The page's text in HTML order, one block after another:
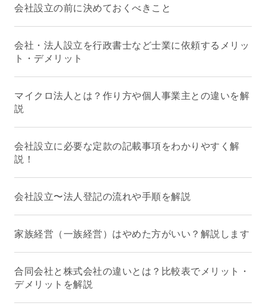
会社設立の前に決めておくべきこと
会社・法人設立を行政書士など士業に依頼するメリッ
ト・デメリット
マイクロ法人とは？作り方や個人事業主との違いを解
説
会社設立に必要な定款の記載事項をわかりやすく解
説！
会社設立〜法人登記の流れや手順を解説
家族経営（一族経営）はやめた方がいい？解説します
合同会社と株式会社の違いとは？比較表でメリット・
デメリットを解説